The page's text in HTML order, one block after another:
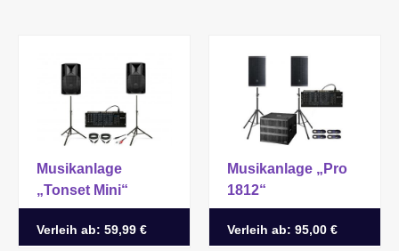
Musikanlage
„Tonset Mini“
Verleih ab: 59,99 €
Musikanlage „Pro
1812“
Verleih ab: 95,00 €